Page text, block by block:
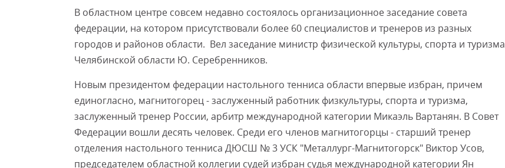
В областном центре совсем недавно состоялось организационное заседание совета
федерации, на котором присутствовали более 60 специалистов и тренеров из разных
городов и районов области. Вел заседание министр физической культуры, спорта и туризма
Челябинской области Ю. Серебренников.
Новым президентом федерации настольного тенниса области впервые избран, причем
единогласно, магнитогорец - заслуженный работник физкультуры, спорта и туризма,
заслуженный тренер России, арбитр международной категории Микаэль Вартанян. В Совет
Федерации вошли десять человек. Среди его членов магнитогорцы - старший тренер
отделения настольного тенниса ДЮСШ № 3 УСК "Металлург-Магнитогорск" Виктор Усов,
председателем областной коллегии судей избран судья международной категории Ян